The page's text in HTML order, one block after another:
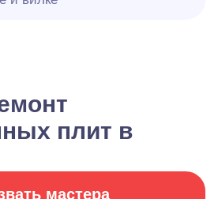
плит в
мастера